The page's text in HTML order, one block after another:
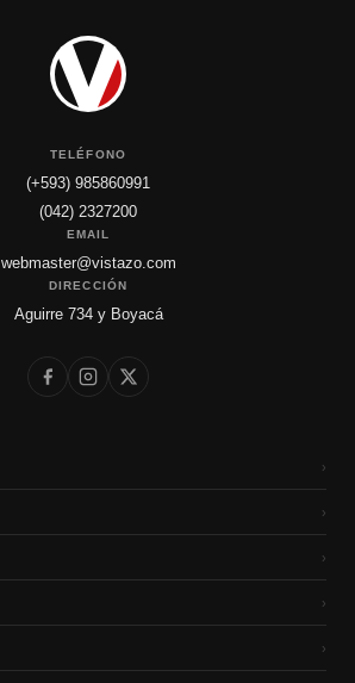
TELÉFONO
(+593) 985860991
(042) 2327200
EMAIL
webmaster@vistazo.com
DIRECCIÓN
Aguirre 734 y Boyacá
›
›
›
›
›